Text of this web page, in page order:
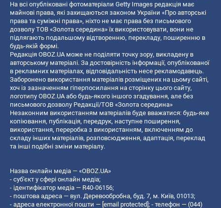
На всі опубліковані фотоматеріали Getty Images редакція має
майнові права, які захищаються законом України «Про авторські
права та суміжні права», ніхто не має права без письмового
дозволу ТОВ «Золота середина» їх використовувати, вони не
підлягають подальшому відтворенню, перекладу, поширенню в
будь-якій формі.
Редакція OBOZ.UA може не поділяти точку зору, викладену в
авторському матеріалі. За достовірність інформації, опублікованої
в рекламних матеріалах, відповідальність несе рекламодавець.
Заборонено використання матеріалів розміщених на цьому сайті,
хоч із зазначенням гіперпосилання на сторінку цього сайту,
логотипу OBOZ.UA або будь-якого іншого згадування, але без
письмового дозволу Редакції/ТОВ «Золота середина»
Незаконним використанням матеріалів буде вважатися: будь-яке
копiювання, публiкацiя, передрук, наступне поширення,
використання, переробка з використанням, включенням до
складу інших матеріалів, розповсюдження, адаптація, переклад
та інші подібні зміни матеріалу.
Назва онлайн медіа — «OBOZ.UA»
- суб'єкт у сфері онлайн медіа;
- ідентифікатор медіа — R40-06156;
- поштова адреса — вул. Деревообробна, буд. 7, м. Київ, 01013;
- адреса електронної пошти — [email protected]; - телефон — (044)